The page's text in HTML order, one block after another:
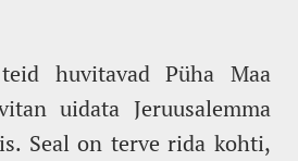
huvitavad Püha Maa
uidata Jeruusalemma
Seal on terve rida kohti,